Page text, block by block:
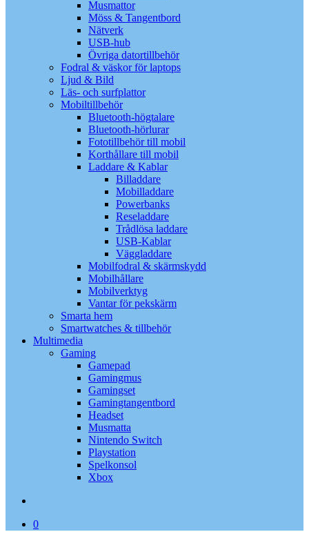
Musmattor
Möss & Tangentbord
Nätverk
USB-hub
Övriga datortillbehör
Fodral & väskor för laptops
Ljud & Bild
Läs- och surfplattor
Mobiltillbehör
Bluetooth-högtalare
Bluetooth-hörlurar
Fototillbehör till mobil
Korthållare till mobil
Laddare & Kablar
Billaddare
Mobilladdare
Powerbanks
Reseladdare
Trådlösa laddare
USB-Kablar
Väggladdare
Mobilfodral & skärmskydd
Mobilhållare
Mobilverktyg
Vantar för pekskärm
Smarta hem
Smartwatches & tillbehör
Multimedia
Gaming
Gamepad
Gamingmus
Gamingset
Gamingtangentbord
Headset
Musmatta
Nintendo Switch
Playstation
Spelkonsol
Xbox
0